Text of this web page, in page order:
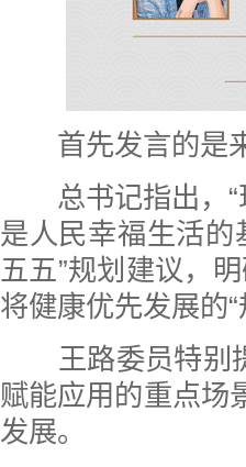
首先发言的是来
总书记指出，“
是人民幸福生活的
五五”规划建议，
将健康优先发展的
王路委员特别提
赋能应用的重点场
发展。